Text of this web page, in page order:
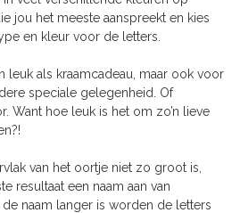
jou het meeste aanspreekt en kies
en kleur voor de letters.
leuk als kraamcadeau, maar ook voor
speciale gelegenheid. Of
Want hoe leuk is het om zo’n lieve
van het oortje niet zo groot is,
resultaat een naam aan van
de naam langer is worden de letters